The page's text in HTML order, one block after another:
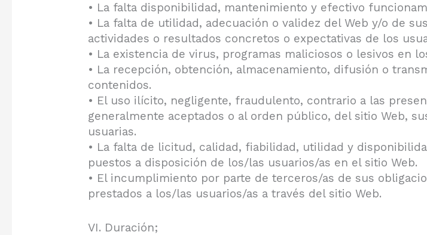
• La falta disponibilidad, mantenimiento y efectivo
• La falta de utilidad, adecuación o validez del Web y/o de
actividades o resultados concretos o expectativas de los
• La existencia de virus, programas maliciosos o lesivos en
• La recepción, obtención, almacenamiento, difusión o
contenidos.
• El uso ilícito, negligente, fraudulento, contrario a las
generalmente aceptados o al orden público, del sitio Web,
usuarias.
• La falta de licitud, calidad, fiabilidad, utilidad y
puestos a disposición de los/las usuarios/as en el sitio Web.
• El incumplimiento por parte de terceros/as de sus
prestados a los/las usuarios/as a través del sitio Web.
VI. Duración;